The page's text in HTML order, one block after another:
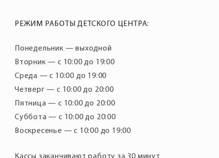
РЕЖИМ РАБОТЫ ДЕТСКОГО ЦЕНТРА:
Понедельник — выходной
Вторник — с 10:00 до 19:00
Среда — с 10:00 до 19:00
Четверг — с 10:00 до 20:00
Пятница — с 10:00 до 20:00
Суббота — с 10:00 до 20:00
Воскресенье — с 10:00 до 19:00